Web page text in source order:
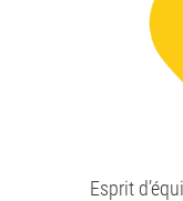
Esprit